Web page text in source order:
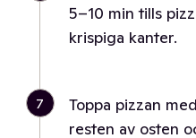
5–10 min tills
krispiga kanter.
7
Toppa pizzan
resten av osten